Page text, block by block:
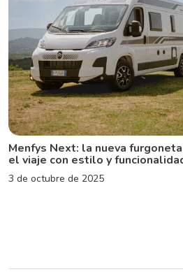
Menfys Next: la nueva
el viaje con estilo y
3 de octubre de 2025